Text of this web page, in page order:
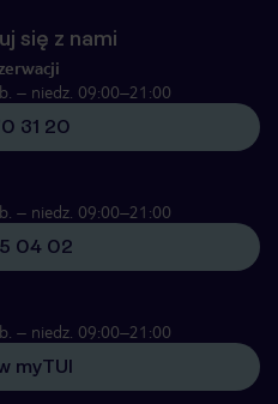
się z nami
– niedz. 09:00–21:00
31 20
– niedz. 09:00–21:00
04 02
– niedz. 09:00–21:00
myTUI